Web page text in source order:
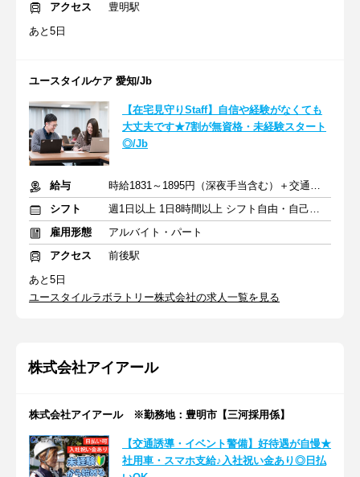
アクセス
豊明駅
あと5日
ユースタイルケア 愛知/Jb
【在宅見守りStaff】自信や経験がなくても
大丈夫です★7割が無資格・未経験スタート
◎/Jb
給与
時給1831～1895円（深夜手当含む）＋交通費支給
シフト
週1日以上 1日8時間以上 シフト自由・自己申告
雇用形態
アルバイト・パート
アクセス
前後駅
あと5日
ユースタイルラボラトリー株式会社の求人一覧を見る
株式会社アイアール
株式会社アイアール ※勤務地：豊明市【三河採用係】
【交通誘導・イベント警備】好待遇が自慢★
社用車・スマホ支給♪入社祝い金あり◎日払